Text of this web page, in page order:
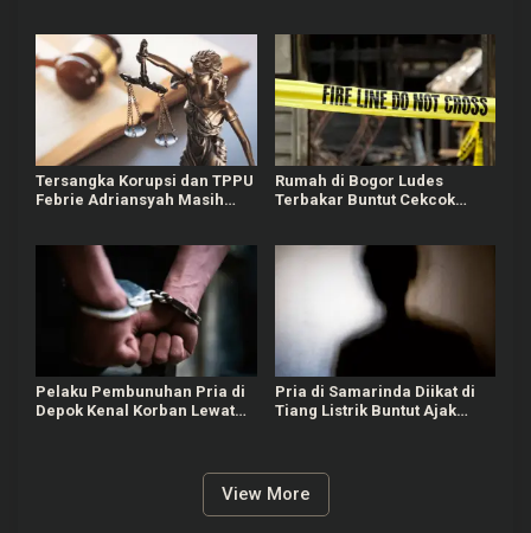
Tersangka Korupsi dan TPPU
Febrie Adriansyah Masih
Rumah di Bogor Ludes
Terbakar Buntut Cekcok
Pelaku Pembunuhan Pria di
Depok Kenal Korban Lewat
Pria di Samarinda Diikat di
Tiang Listrik Buntut Ajak
View More